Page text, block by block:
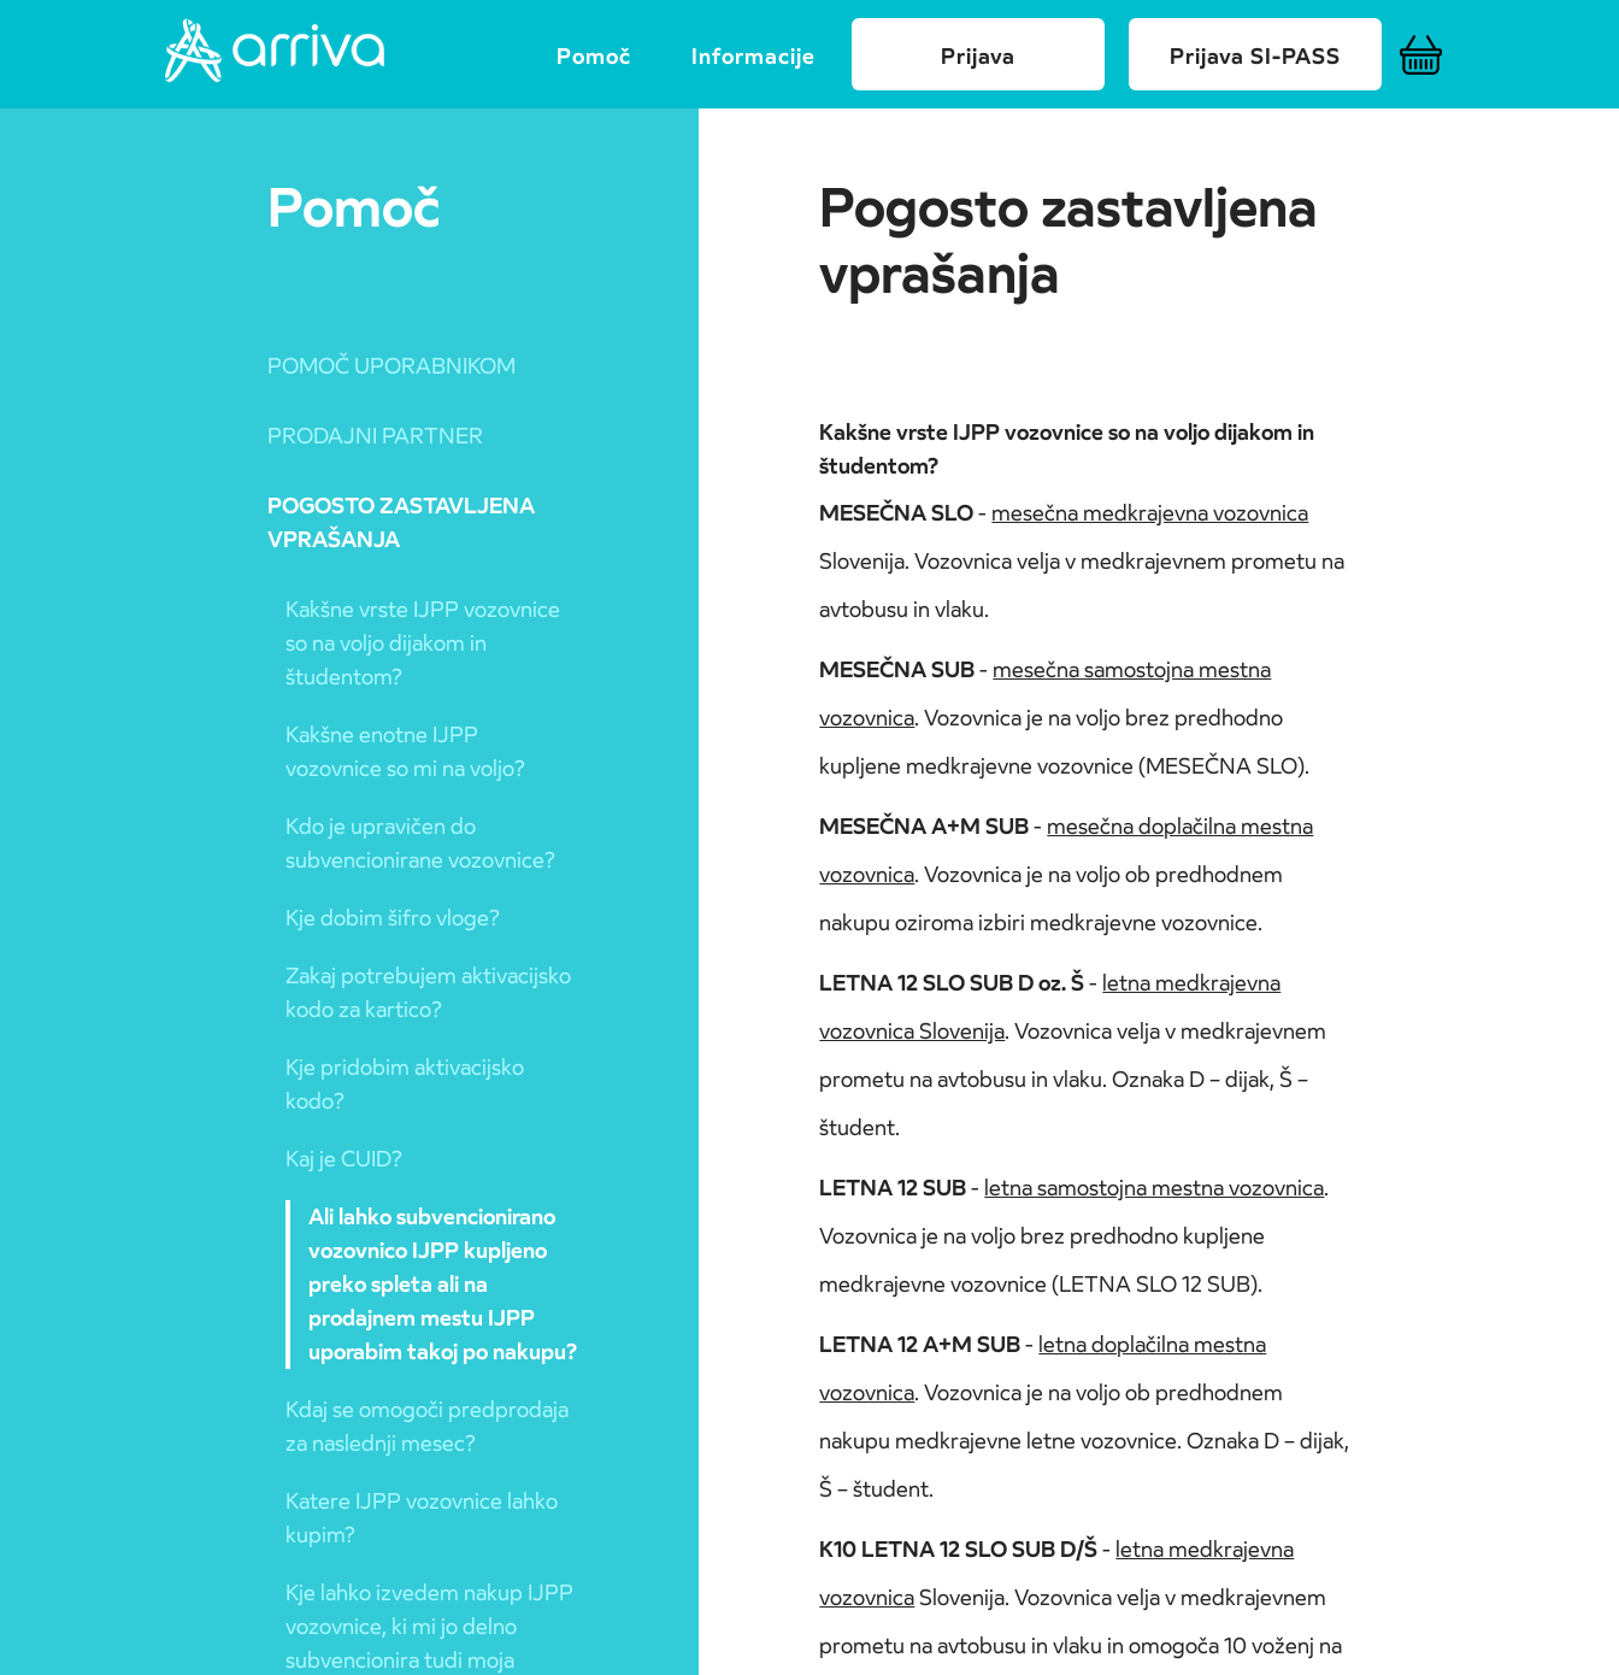
Pomoč Informacije Prijava Prijava SI-PASS
Pomoč
POMOČ UPORABNIKOM
PRODAJNI PARTNER
POGOSTO ZASTAVLJENA
VPRAŠANJA
Kakšne vrste IJPP vozovnice
so na voljo dijakom in
študentom?
Kakšne enotne IJPP
vozovnice so mi na voljo?
Kdo je upravičen do
subvencionirane vozovnice?
Kje dobim šifro vloge?
Zakaj potrebujem aktivacijsko
kodo za kartico?
Kje pridobim aktivacijsko
kodo?
Kaj je CUID?
Ali lahko subvencionirano
vozovnico IJPP kupljeno
preko spleta ali na
prodajnem mestu IJPP
uporabim takoj po nakupu?
Kdaj se omogoči predprodaja
za naslednji mesec?
Katere IJPP vozovnice lahko
kupim?
Kje lahko izvedem nakup IJPP
vozovnice, ki mi jo delno
subvencionira tudi moja
Pogosto zastavljena
vprašanja
Kakšne vrste IJPP vozovnice so na voljo dijakom in
študentom?
MESEČNA SLO- mesečna medkrajevna vozovnica
Slovenija. Vozovnica velja v medkrajevnem prometu na
avtobusu in vlaku.
MESEČNA SUB- mesečna samostojna mestna
vozovnica. Vozovnica je na voljo brez predhodno
kupljene medkrajevne vozovnice (MESEČNA SLO).
MESEČNA A+M SUB- mesečna doplačilna mestna
vozovnica. Vozovnica je na voljo ob predhodnem
nakupu oziroma izbiri medkrajevne vozovnice.
LETNA 12 SLO SUB D oz. Š- letna medkrajevna
vozovnica Slovenija. Vozovnica velja v medkrajevnem
prometu na avtobusu in vlaku. Oznaka D – dijak, Š –
študent.
LETNA 12 SUB- letna samostojna mestna vozovnica.
Vozovnica je na voljo brez predhodno kupljene
medkrajevne vozovnice (LETNA SLO 12 SUB).
LETNA 12 A+M SUB- letna doplačilna mestna
vozovnica. Vozovnica je na voljo ob predhodnem
nakupu medkrajevne letne vozovnice. Oznaka D – dijak,
Š – študent.
K10 LETNA 12 SLO SUB D/Š- letna medkrajevna
vozovnicaSlovenija. Vozovnica velja v medkrajevnem
prometu na avtobusu in vlaku in omogoča 10 voženj na